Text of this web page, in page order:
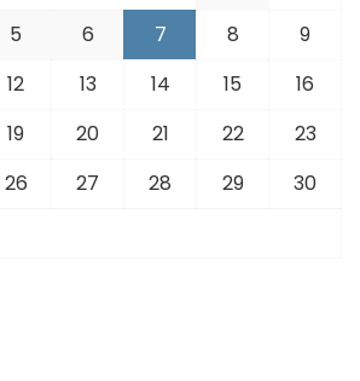
5 6 7 8
9
12 13 14 15
16
19 20 21 22
23
26 27 28 29
30